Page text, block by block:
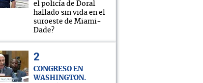
el policía de Doral
hallado sin vida en el
suroeste de Miami-
Dade?
CONGRESO EN
WASHINGTON